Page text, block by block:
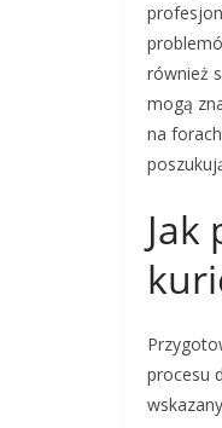
również
mogą
na
procesu